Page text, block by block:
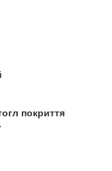
покриття